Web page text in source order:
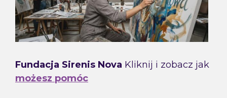
Fundacja Sirenis Nova Kliknij i zobacz jak
możesz pomóc